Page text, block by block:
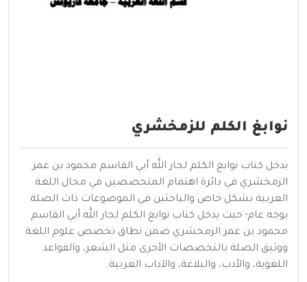
نوابغ الكلم للزمخشري
يدخل كتاب نوابغ الكلم لجار الله أبي القاسم محمود بن عمر
الزمخشري في دائرة اهتمام المتخصصين في مجال اللغة
العربية بشكل خاص والباحثين في الموضوعات ذات الصلة
بوجه عام؛ حيث يدخل كتاب نوابغ الكلم لجار الله أبي القاسم
محمود بن عمر الزمخشري ضمن نطاق تخصص علوم اللغة
ووثيق الصلة بالتخصصات الأخرى مثل الشعر، والقواعد
اللغوية، والأدب، والبلاغة، والآداب العربية.